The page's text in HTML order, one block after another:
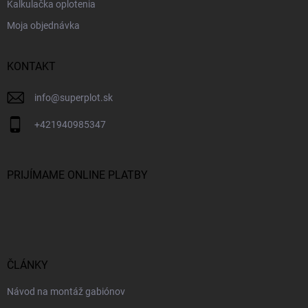
Kalkulačka oplotenia
Moja objednávka
KONTAKT
info@superplot.sk
+421940985347
PRIJÍMAME ONLINE PLATBY
ČLÁNKY
Návod na montáž gabiónov